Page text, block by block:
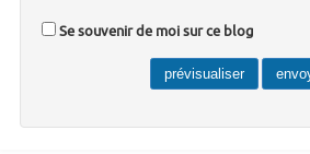
Se souvenir de moi sur ce blog